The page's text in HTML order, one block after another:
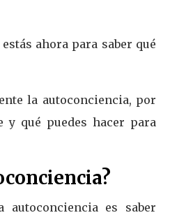
ahora para saber qué
la autoconciencia, por
y qué puedes hacer para
autoconciencia es saber